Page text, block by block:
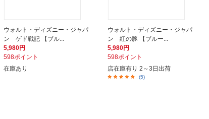
ウォルト・ディズニー・ジャパ
ン ゲド戦記 【ブル...
5,980円
598ポイント
在庫あり
ウォルト・ディズニー・ジャパ
ン 紅の豚 【ブルー...
5,980円
598ポイント
店在庫有り 2～3日出荷
(5)